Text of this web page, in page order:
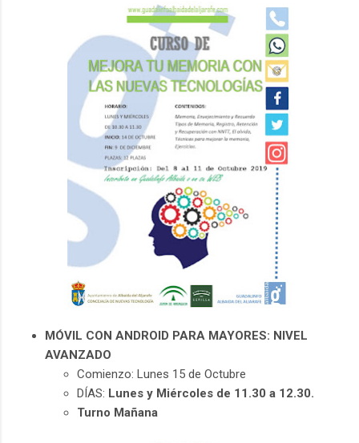
MÓVIL CON ANDROID PARA MAYORES: NIVEL
AVANZADO
Comienzo: Lunes 15 de Octubre
DÍAS: Lunes y Miércoles de 11.30 a 12.30.
Turno Mañana